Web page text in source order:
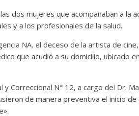
dos mujeres que acompañaban a la
y a los profesionales de la salud.
NA, el deceso de la artista de
que acudió a su domicilio, ubicado
y Correccional N° 12, a cargo del Dr.
de manera preventiva el inicio de